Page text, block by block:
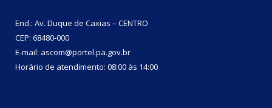
End.: Av. Duque de Caxias – CENTRO
CEP: 68480-000
E-mail: ascom@portel.pa.gov.br
Horário de atendimento: 08:00 às 14:00